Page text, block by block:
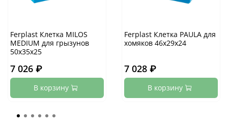
Ferplast Клетка MILOS
MEDIUM для грызунов
50х35х25
7 026 ₽
В корзину
Ferplast Клетка PAULA для
хомяков 46х29х24
7 028 ₽
В корзину